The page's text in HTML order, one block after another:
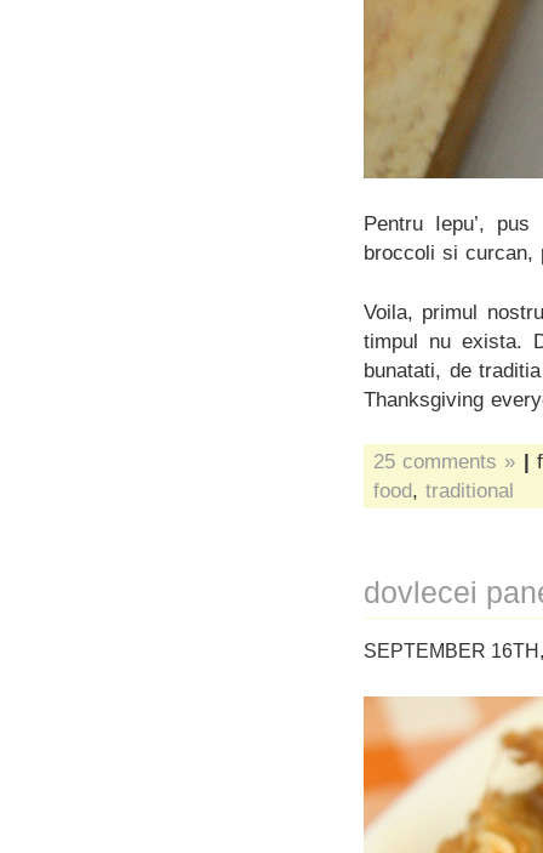
Pentru Iepu’,
broccoli si curcan,
Voila, primul
timpul nu exista.
bunatati, de
Thanksgiving
25 comments » |
food, traditional
dovlecei
SEPTEMBER